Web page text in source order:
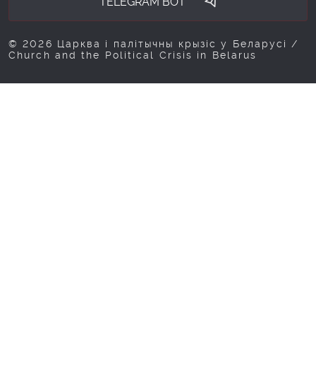
© 2026 Царква і палітычны крызіс у Беларусі /
Church and the Political Crisis in Belarus